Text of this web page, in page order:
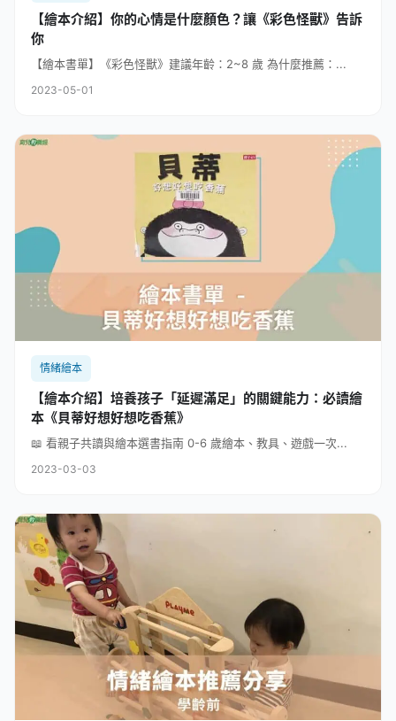
【繪本介紹】你的心情是什麼顏色？讓《彩色怪獸》告訴
你
【繪本書單】《彩色怪獸》​建議年齡：2~8 歲 為什麼推薦：...
2023-05-01
情緒繪本
【繪本介紹】培養孩子「延遲滿足」的關鍵能力：必讀繪
本《貝蒂好想好想吃香蕉》
📖 看親子共讀與繪本選書指南 0-6 歲繪本、教具、遊戲一次...
2023-03-03